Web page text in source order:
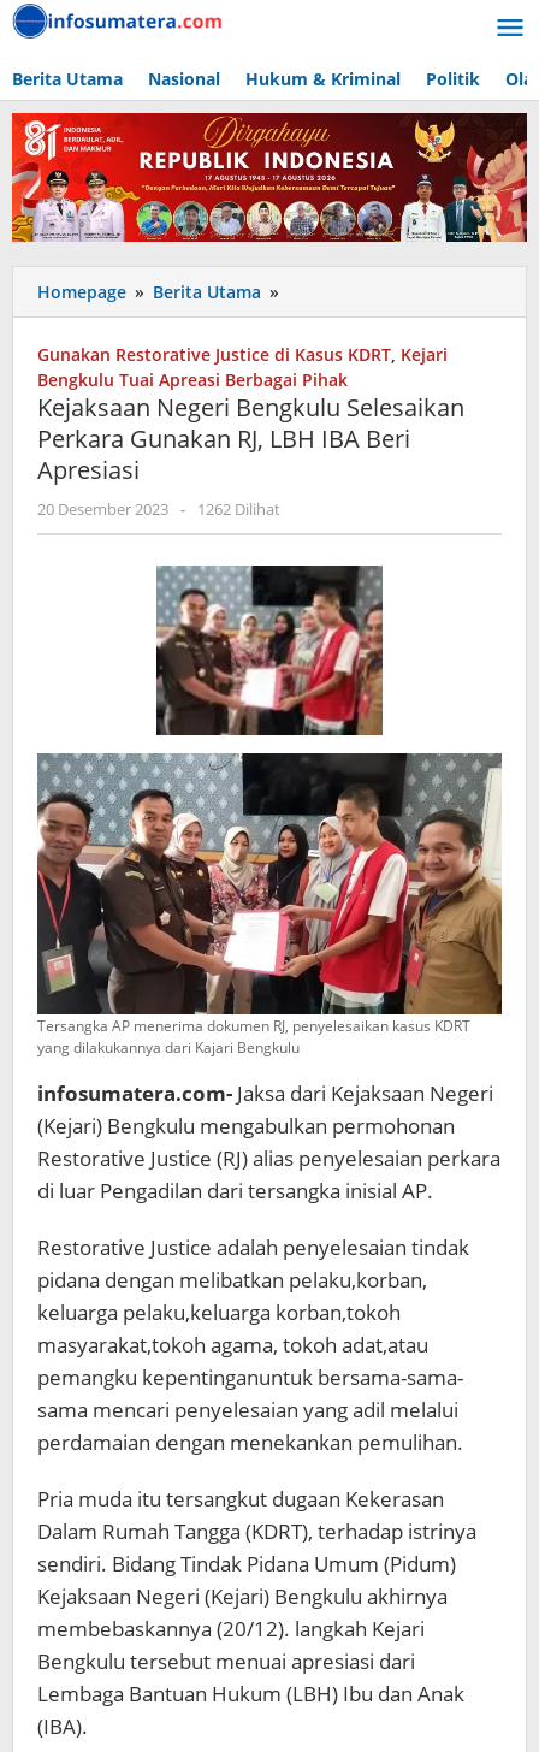
Lewati
ke
Berita Utama Nasional Hukum & Kriminal Politik
Homepage » Berita Utama »
Negeri
Selesaikan
Perkara
Gunakan
RJ,
Apresiasi
Gunakan Restorative Justice di Kasus KDRT, Kejari
Bengkulu Tuai Apreasi Berbagai Pihak
Kejaksaan Negeri Bengkulu Selesaikan
Perkara Gunakan RJ, LBH IBA Beri
Apresiasi
20 Desember 2023 oleh
admin
- 1262 Dilihat
Tersangka AP menerima dokumen RJ, penyelesaikan kasus KDRT
yang dilakukannya dari Kajari Bengkulu
infosumatera.com- Jaksa dari Kejaksaan Negeri
(Kejari) Bengkulu mengabulkan permohonan
Restorative Justice (RJ) alias penyelesaian perkara
di luar Pengadilan dari tersangka inisial AP.
Restorative Justice adalah penyelesaian tindak
pidana dengan melibatkan pelaku,korban,
keluarga pelaku,keluarga korban,tokoh
masyarakat,tokoh agama, tokoh adat,atau
pemangku kepentinganuntuk bersama-sama-
sama mencari penyelesaian yang adil melalui
perdamaian dengan menekankan pemulihan.
Pria muda itu tersangkut dugaan Kekerasan
Dalam Rumah Tangga (KDRT), terhadap istrinya
sendiri. Bidang Tindak Pidana Umum (Pidum)
Kejaksaan Negeri (Kejari) Bengkulu akhirnya
membebaskannya (20/12). langkah Kejari
Bengkulu tersebut menuai apresiasi dari
Lembaga Bantuan Hukum (LBH) Ibu dan Anak
(IBA).